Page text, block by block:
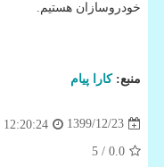
خودروسازان هستیم.
منبع:كارا پیام
1399/12/23
12:20:24
0.0
/ 5